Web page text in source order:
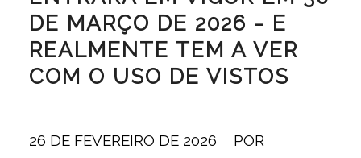
DE MARÇO DE 2026 - E
REALMENTE TEM A VER
COM O USO DE VISTOS
26 DE FEVEREIRO DE 2026
/
POR